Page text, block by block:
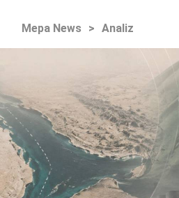
Mepa News > Analiz